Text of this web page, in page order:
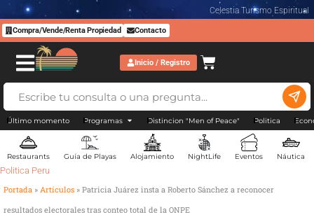
Celestia Turismo Espiritual
Compra/Vende/Renta Propiedad Contacto
Inicio / Registro
Último momento Programas Distincion "Men of Peace" Politica
Restaurants Guía de Playas Alojamiento NightLife Eventos Náutica
Politica Peru
Portada » Artículos » Patricia Juárez insta a Roberto Sánchez a reconocer
resultados electorales tras conteo total de la ONPE